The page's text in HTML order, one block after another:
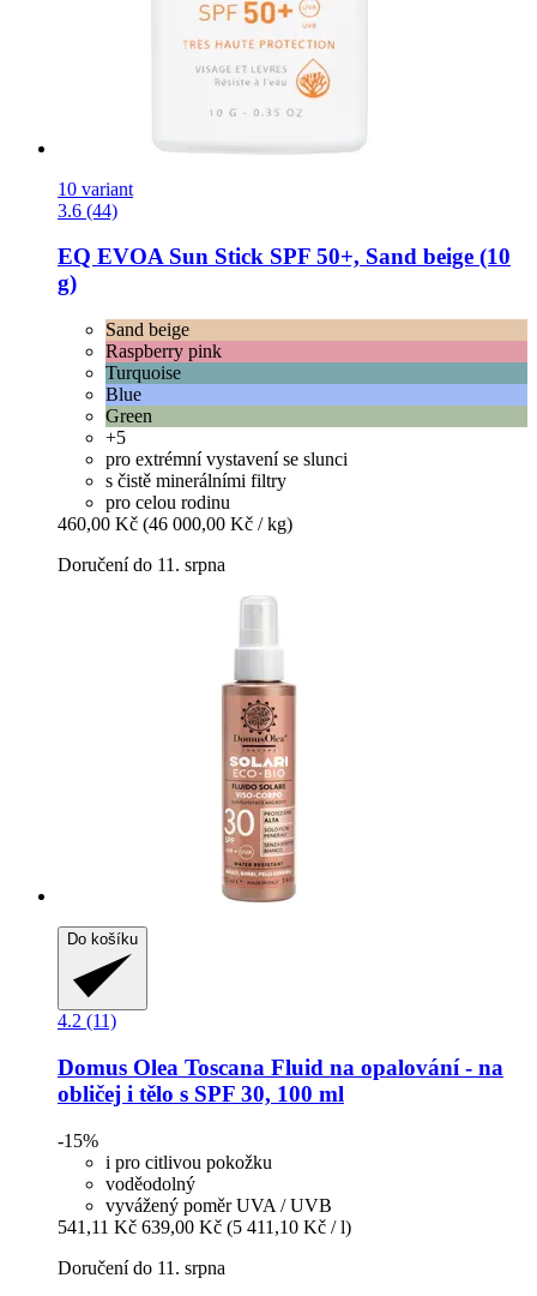
10 variant
3.6 (44)
EQ EVOASun Stick SPF 50+, Sand beige (10
g)
Sand beige
Raspberry pink
Turquoise
Blue
Green
+5
pro extrémní vystavení se slunci
s čistě minerálními filtry
pro celou rodinu
460,00 Kč (46 000,00 Kč / kg)
Doručení do 11. srpna
Do košíku
4.2 (11)
Domus Olea Toscana Fluid na opalování -​ na
obličej i tělo s SPF 30, 100 ml
-15%
i pro citlivou pokožku
voděodolný
vyvážený poměr UVA / UVB
541,11 Kč 639,00 Kč (5 411,10 Kč / l)
Doručení do 11. srpna